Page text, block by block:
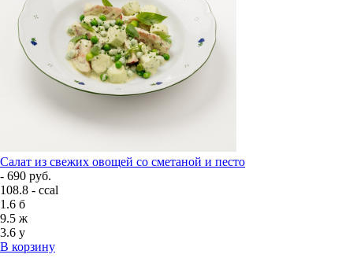
Салат из свежих овощей со сметаной и песто
- 690 руб.
108.8 - ccal
1.6 б
9.5 ж
3.6 у
В корзину